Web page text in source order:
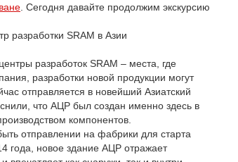
. Сегодня давайте продолжим экскурсию
разработок SRAM – места, где
разработки новой продукции могут
отправляется в новейший Азиатский
что АЦР был создан именно здесь в
компонентов.
отправлении на фабрики для старта
года, новое здание АЦР отражает